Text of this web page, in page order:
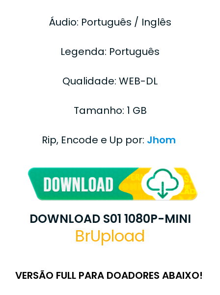
Áudio: Português / Inglês
Legenda: Português
Qualidade: WEB-DL
Tamanho: 1 GB
Rip, Encode e Up por: Jhom
DOWNLOAD S01 1080P-MINI
BrUpload
VERSÃO FULL PARA DOADORES ABAIXO!